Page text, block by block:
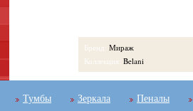
Аризона
Коллекция: Belani
Тумбы Зеркала Пеналы